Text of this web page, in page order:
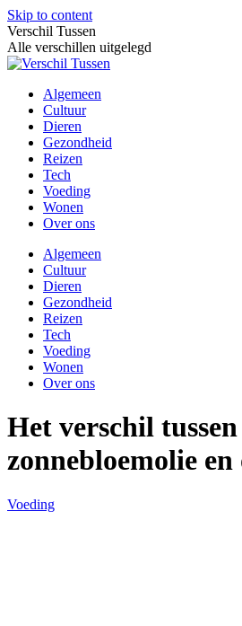
Skip to content
Verschil Tussen
Alle verschillen uitgelegd
Algemeen
Cultuur
Dieren
Gezondheid
Reizen
Tech
Voeding
Wonen
Over ons
Algemeen
Cultuur
Dieren
Gezondheid
Reizen
Tech
Voeding
Wonen
Over ons
Het verschil tussen
zonnebloemolie
Voeding